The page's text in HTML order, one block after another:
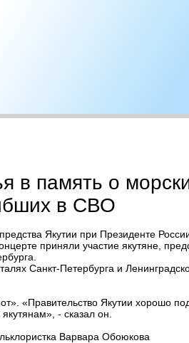
в память о
в СВО
Якутии при Президенте
приняли участие якутяне,
Санкт-Петербурга и
«Правительство Якутии хорошо
- сказал он.
Варвара Обоюкова